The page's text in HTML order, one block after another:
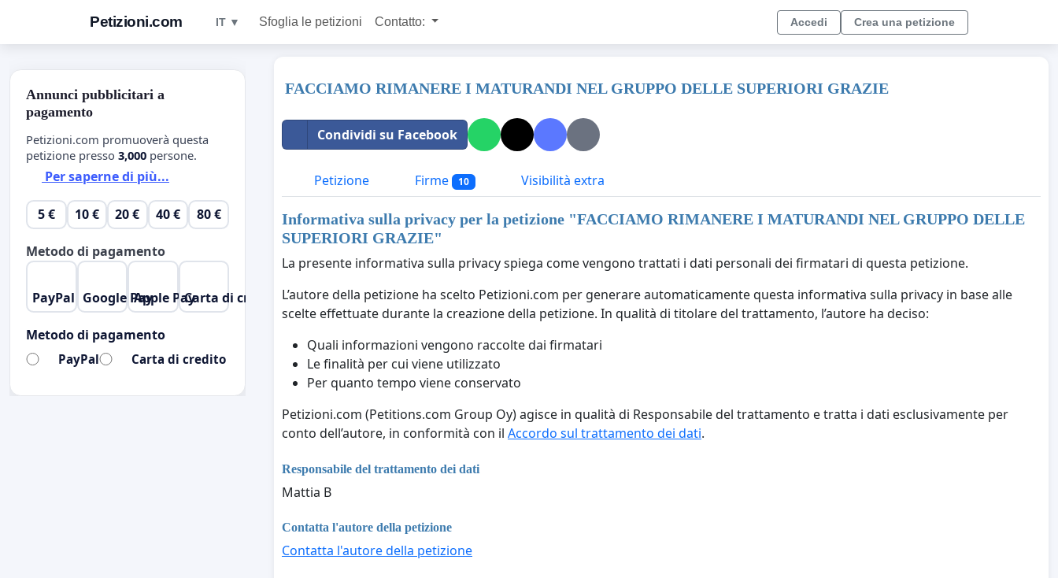
Petizioni.com IT ▼ Sfoglia le petizioni Contatto: Accedi Crea una petizione
FACCIAMO RIMANERE I MATURANDI NEL GRUPPO DELLE SUPERIORI GRAZIE
Condividi su Facebook
Petizione Firme 10 Visibilità extra
Informativa sulla privacy per la petizione "FACCIAMO RIMANERE I MATURANDI NEL GRUPPO DELLE
SUPERIORI GRAZIE"
La presente informativa sulla privacy spiega come vengono trattati i dati personali dei firmatari di questa petizione.
L’autore della petizione ha scelto Petizioni.com per generare automaticamente questa informativa sulla privacy in base alle
scelte effettuate durante la creazione della petizione. In qualità di titolare del trattamento, l’autore ha deciso:
Quali informazioni vengono raccolte dai firmatari
Le finalità per cui viene utilizzato
Per quanto tempo viene conservato
Petizioni.com (Petitions.com Group Oy) agisce in qualità di Responsabile del trattamento e tratta i dati esclusivamente per
conto dell’autore, in conformità con il Accordo sul trattamento dei dati.
Responsabile del trattamento dei dati
Mattia B
Contatta l'autore della petizione
Contatta l'autore della petizione
Annunci pubblicitari a
pagamento
Petizioni.com promuoverà questa
petizione presso 3,000 persone.
Per saperne di più...
5 € 10 € 20 € 40 € 80 €
Metodo di pagamento
PayPal Google PayApple PayCarta di credito
Metodo di pagamento
PayPal Carta di credito